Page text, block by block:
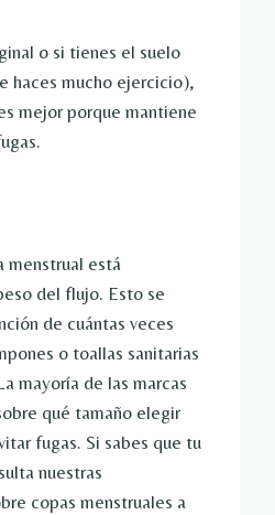
o si tienes el suelo
haces mucho ejercicio),
mejor porque mantiene
menstrual está
del flujo. Esto se
de cuántas veces
o toallas sanitarias
mayoría de las marcas
qué tamaño elegir
fugas. Si sabes que tu
nuestras
copas menstruales a